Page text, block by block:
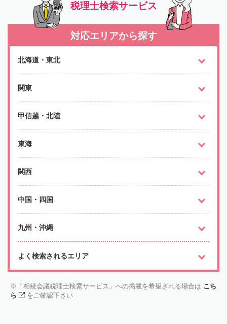
税理士検索サービス
対応エリアから探す
北海道・東北
関東
甲信越・北陸
東海
関西
中国・四国
九州・沖縄
よく検索されるエリア
「相続会議税理士検索サービス」への掲載を希望される場合は こち
ら
をご確認下さい